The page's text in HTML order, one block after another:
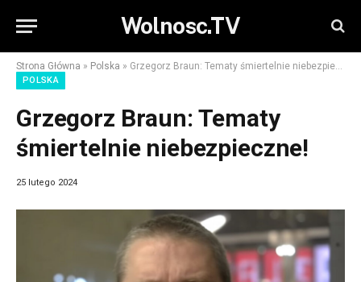
Wolnosc.TV
Strona Główna » Polska » Grzegorz Braun: Tematy śmiertelnie niebezpieczne!
POLSKA
Grzegorz Braun: Tematy
śmiertelnie niebezpieczne!
25 lutego 2024